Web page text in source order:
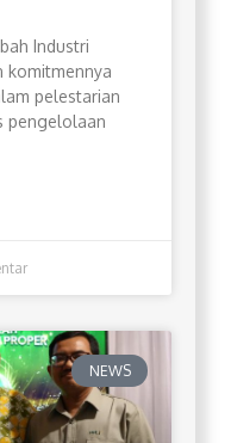
Industri
komitmennya
pelestarian
pengelolaan
NEWS